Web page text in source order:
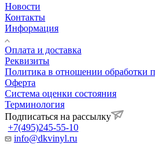
Новости
Контакты
Информация
Оплата и доставка
Реквизиты
Политика в отношении обработки
Оферта
Система оценки состояния
Терминология
Подписаться на рассылку
+7(495)245-55-10
info@dkvinyl.ru